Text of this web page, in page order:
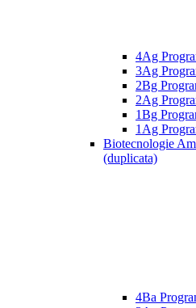
4Ag
3Ag
2Bg
2Ag
1Bg
1Ag
Biotecnologie
(duplicata)
4Ba